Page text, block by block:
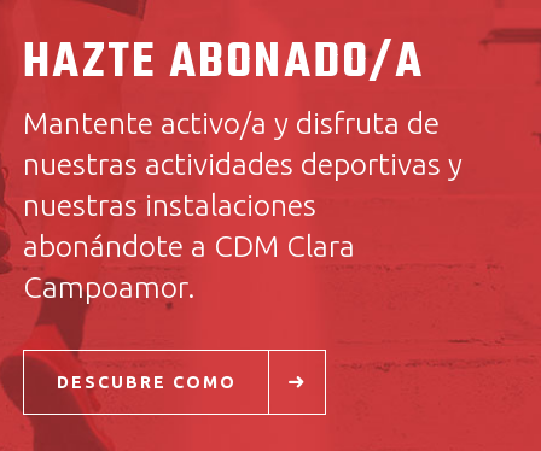
HAZTE ABONADO/A
Mantente activo/a y disfruta de
nuestras actividades deportivas y
nuestras instalaciones
abonándote a CDM Clara
Campoamor.
DESCUBRE COMO